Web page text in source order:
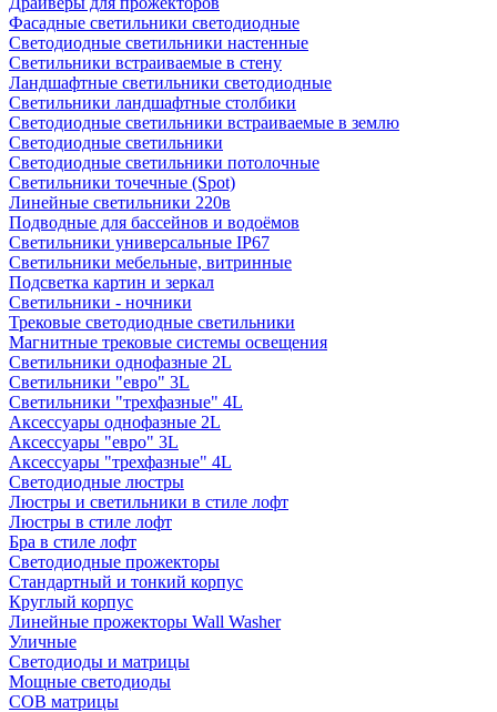
Фасадные светильники светодиодные
Светодиодные светильники настенные
Светильники встраиваемые в стену
Ландшафтные светильники светодиодные
Светильники ландшафтные столбики
Светодиодные светильники встраиваемые в землю
Светодиодные светильники
Светодиодные светильники потолочные
Светильники точечные (Spot)
Линейные светильники 220в
Подводные для бассейнов и водоёмов
Светильники универсальные IP67
Светильники мебельные, витринные
Подсветка картин и зеркал
Светильники - ночники
Трековые светодиодные светильники
Магнитные трековые системы освещения
Светильники однофазные 2L
Светильники "евро" 3L
Светильники "трехфазные" 4L
Аксессуары однофазные 2L
Аксессуары "евро" 3L
Аксессуары "трехфазные" 4L
Светодиодные люстры
Люстры и светильники в стиле лофт
Люстры в стиле лофт
Бра в стиле лофт
Светодиодные прожекторы
Стандартный и тонкий корпус
Круглый корпус
Линейные прожекторы Wall Washer
Уличные
Светодиоды и матрицы
Мощные светодиоды
COB матрицы